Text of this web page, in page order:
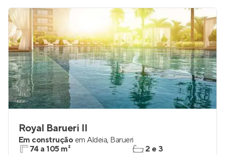
Royal Barueri II
Em construção em Aldeia, Barueri
74 a 105 m²
2 e 3